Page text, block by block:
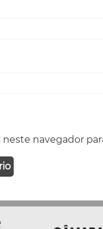
neste navegador